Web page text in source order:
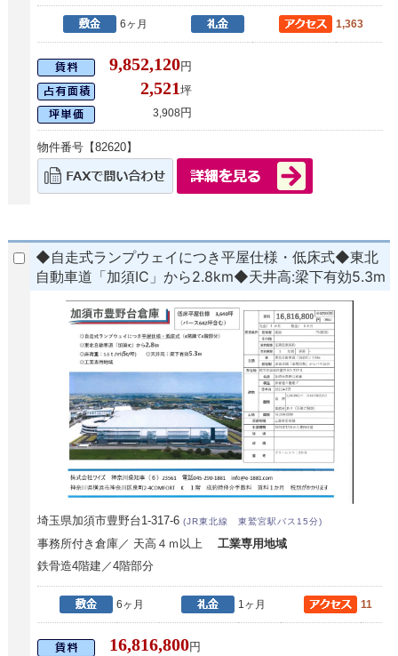
6ヶ月 1,363
9,852,120円
2,521坪
3,908円
物件番号【82620】
◆自走式ランプウェイにつき平屋仕様・低床式◆東北
自動車道「加須IC」から2.8km◆天井高:梁下有効5.3m
埼玉県加須市豊野台1-317-6(JR東北線 東鷲宮駅バス15分)
事務所付き倉庫／ 天高４ｍ以上工業専用地域
鉄骨造4階建／4階部分
6ヶ月 1ヶ月 11
16,816,800円